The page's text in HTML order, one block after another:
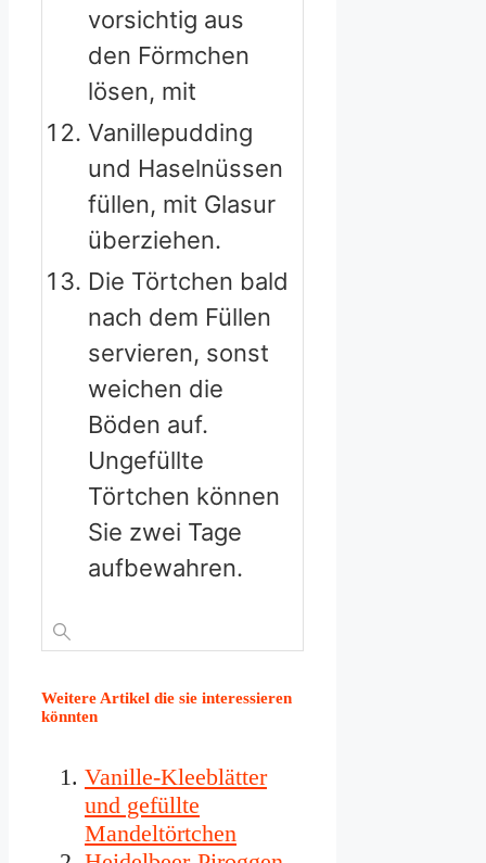
vorsichtig aus
den Förmchen
lösen, mit
Vanillepudding
und Haselnüssen
füllen, mit Glasur
überziehen.
Die Törtchen bald
nach dem Füllen
servieren, sonst
weichen die
Böden auf.
Ungefüllte
Törtchen können
Sie zwei Tage
aufbewahren.
Weitere Artikel die sie interessieren
könnten
Vanille-Kleeblätter
und gefüllte
Mandeltörtchen